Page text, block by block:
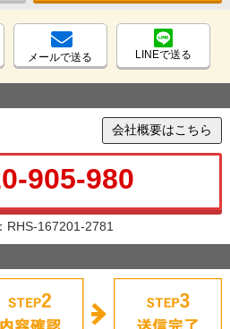
メールで送る LINEで送る
会社概要はこちら
905-980
RHS-167201-2781